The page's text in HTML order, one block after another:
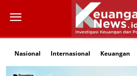
Nasional Internasional Keuangan